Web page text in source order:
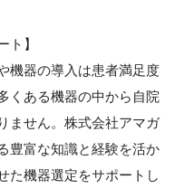
ト】
機器の導入は患者満足度
くある機器の中から自院
ません。株式会社アマガ
豊富な知識と経験を活か
た機器選定をサポートし